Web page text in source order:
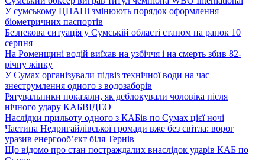
У сумському ЦНАПі змінюють порядок оформлення
біометричних паспортів
Безпекова ситуація у Сумській області станом на ранок 10
серпня
На Роменщині водій виїхав на узбіччя і на смерть збив 82-
річну жінку
У Сумах організували підвіз технічної води на час
знеструмлення одного з водозаборів
Рятувальники показали, як деблокували чоловіка після
нічного удару КАБВІДЕО
Наслідки прильоту одного з КАБів по Сумах цієї ночі
Частина Недригайлівської громади вже без світла: ворог
уразив енергооб’єкт біля Тернів
Що відомо про стан постраждалих внаслідок ударів КАБ по